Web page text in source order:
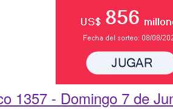
1357 - Domingo 7 de